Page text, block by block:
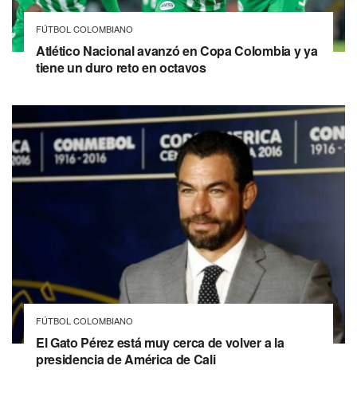
FÚTBOL COLOMBIANO
Atlético Nacional avanzó en Copa Colombia y ya
tiene un duro reto en octavos
FÚTBOL COLOMBIANO
El Gato Pérez está muy cerca de volver a la
presidencia de América de Cali